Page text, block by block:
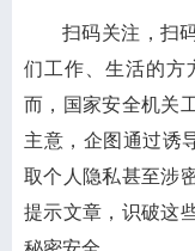
扫码关注，扫
们工作、生活的方
而，国家安全机关
主意，企图通过诱
取个人隐私甚至涉
提示文章，识破这